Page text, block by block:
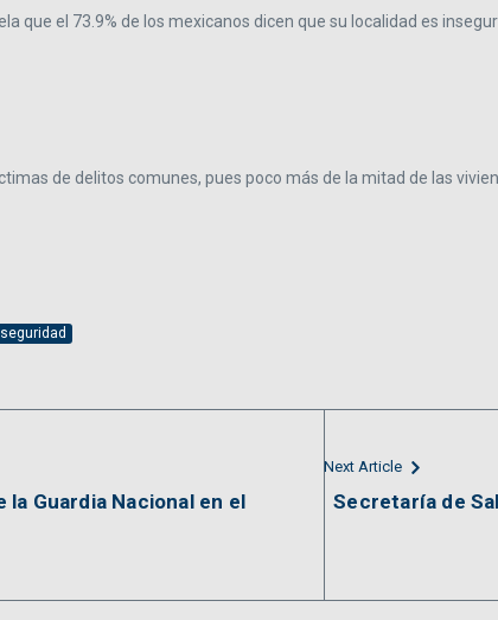
que el 73.9% de los mexicanos dicen que su localidad es
de delitos comunes, pues poco más de la mitad de las
Guardia Nacional en el
Next Article
Secretaría de